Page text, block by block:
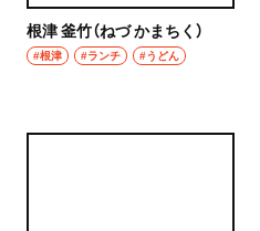
根津 釜竹（ねづ かまちく）
#根津 #ランチ #うどん